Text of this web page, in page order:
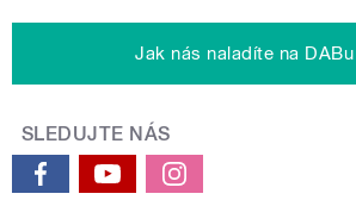
Jak nás naladíte na DABu
SLEDUJTE NÁS